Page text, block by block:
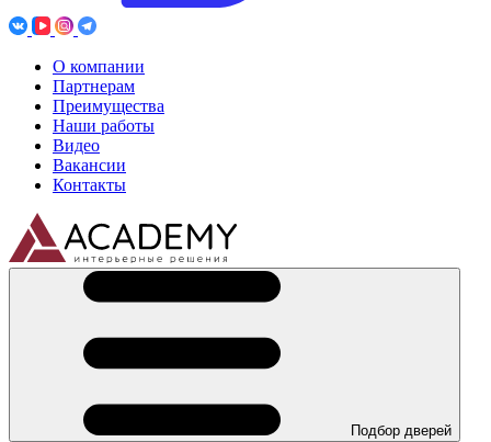
О компании
Партнерам
Преимущества
Наши работы
Видео
Вакансии
Контакты
Подбор дверей